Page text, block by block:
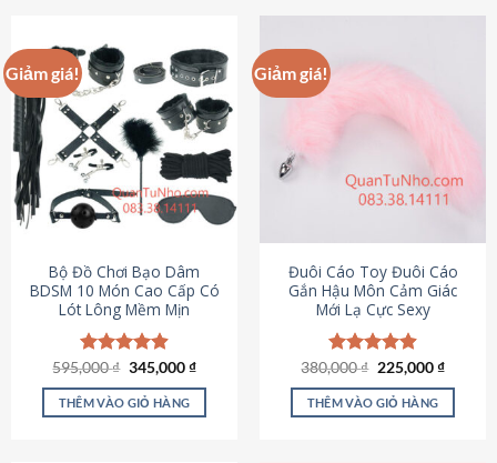
có
nhiều
biến
thể.
Các
tùy
chọn
có
chọn
trên
trang
sản
phẩm
biến
thể.
chọn
chọn
trên
trang
sản
phẩm
Giảm giá!
Bộ Đồ Chơi Bạo Dâm
BDSM 10 Món Cao Cấp Có
Lót Lông Mềm Mịn
Được xếp
hạng4.88
5 sao
595,000₫ Giá
là:
595,000 ₫.
345,000₫Giá
tại
THÊM VÀO GIỎ HÀNG
Giảm giá!
Đuôi Cáo Toy Đuôi Cáo
Gắn Hậu Môn Cảm Giác
Mới Lạ Cực Sexy
Được xếp
hạng4.88
5 sao
380,000₫ Giá
là:
380,000 ₫.
225,000₫Giá
tại
THÊM VÀO GIỎ HÀNG